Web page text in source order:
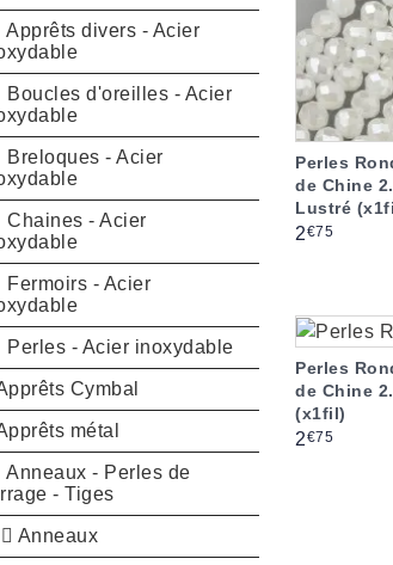
Apprêts divers - Acier
Boucles d'oreilles - Acier
Breloques - Acier
Chaines - Acier
Fermoirs - Acier
Perles - Acier inoxydable
Cymbal
métal
Anneaux - Perles de
- Tiges
Anneaux
Perles
de Chine
Lustré
Prix
2€75
Perles
de Chine
(x1fil)
Prix
2€75